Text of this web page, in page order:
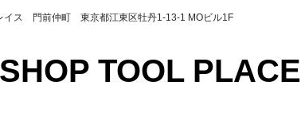
イス 門前仲町 東京都江東区牡丹1-13-1 MOビル1F
TOOL PLACE